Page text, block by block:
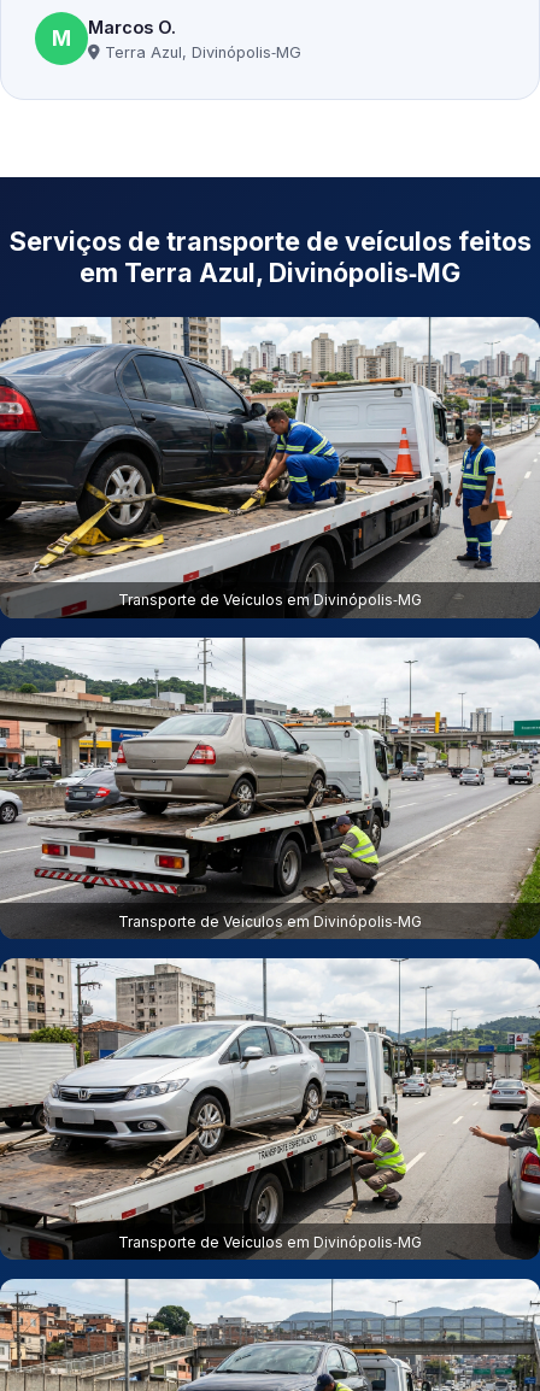
M Marcos O.
Terra Azul, Divinópolis‑MG
Serviços de transporte de veículos feitos
em Terra Azul, Divinópolis‑MG
Transporte de Veículos em Divinópolis‑MG
Transporte de Veículos em Divinópolis‑MG
Transporte de Veículos em Divinópolis‑MG